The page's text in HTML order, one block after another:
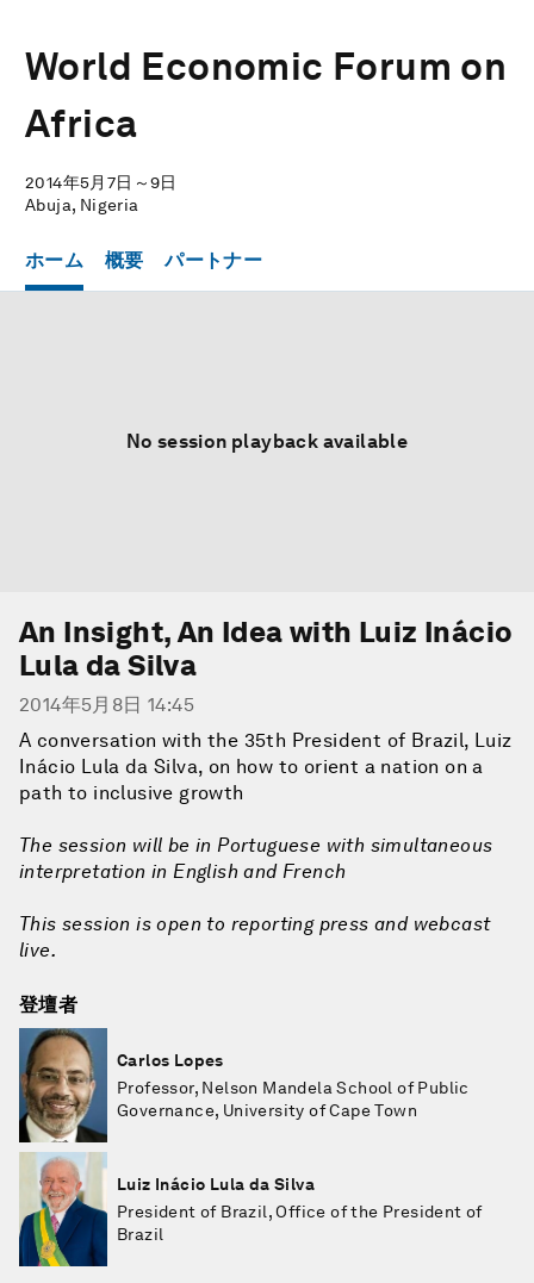
World Economic Forum on
Africa
2014年5月7日～9日
Abuja, Nigeria
ホーム 概要 パートナー
No session playback available
An Insight, An Idea with Luiz Inácio
Lula da Silva
2014年5月8日 14:45
A conversation with the 35th President of Brazil, Luiz
Inácio Lula da Silva, on how to orient a nation on a
path to inclusive growth
The session will be in Portuguese with simultaneous
interpretation in English and French
This session is open to reporting press and webcast
live.
登壇者
Carlos Lopes
Professor, Nelson Mandela School of Public
Governance, University of Cape Town
Luiz Inácio Lula da Silva
President of Brazil, Office of the President of
Brazil